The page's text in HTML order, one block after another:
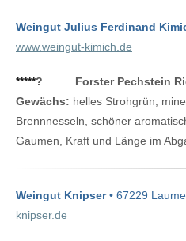
Weingut Julius Ferdinand
www.weingut-kimich.de
*****?
Forster Pechstein
Gewächs: helles Strohgrün,
Brennnesseln, schöner
Gaumen, Kraft und Länge im
Weingut Knipser• 67229
knipser.de